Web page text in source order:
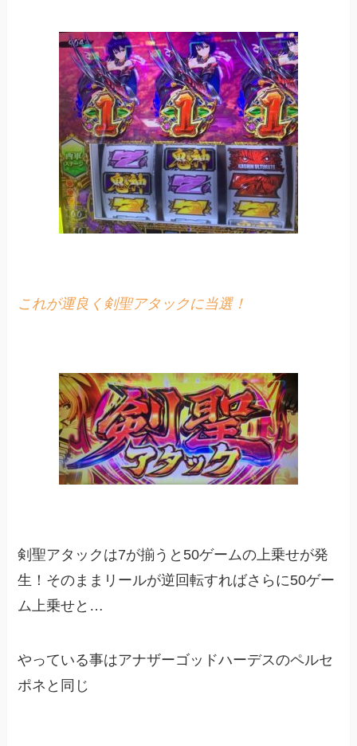
これが運良く剣聖アタックに当選！
剣聖アタックは7が揃うと50ゲームの上乗せが発
生！そのままリールが逆回転すればさらに50ゲー
ム上乗せと…
やっている事はアナザーゴッドハーデスのペルセ
ポネと同じ